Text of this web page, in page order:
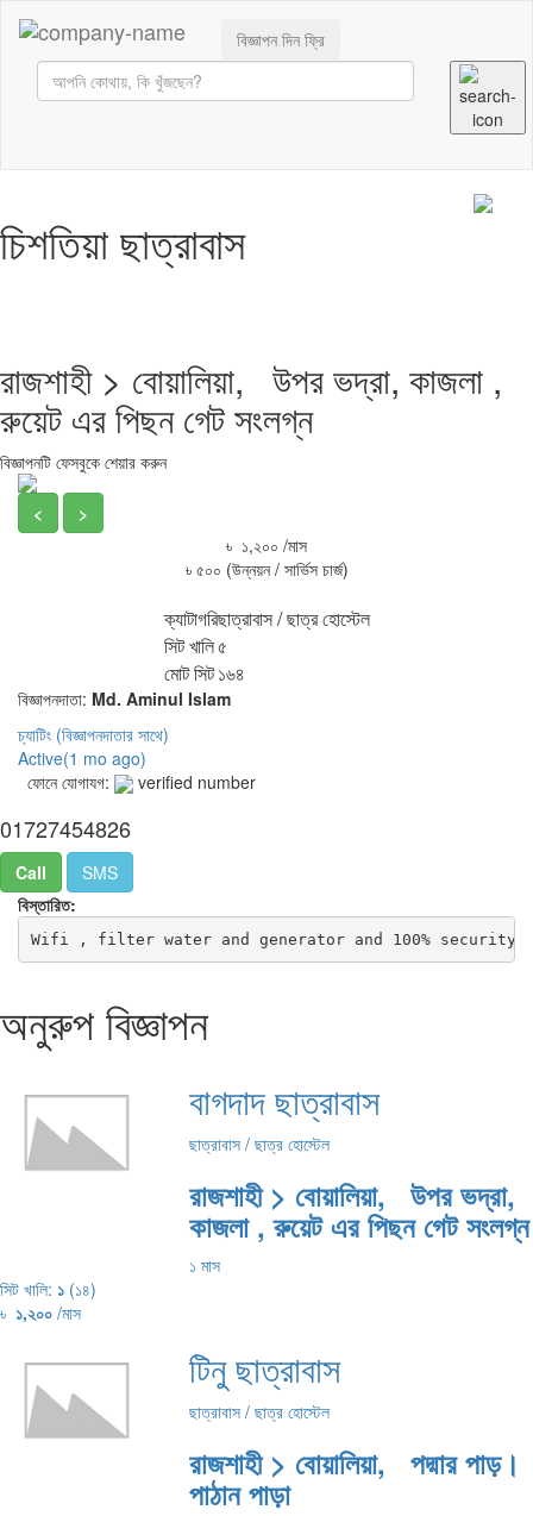
বিজ্ঞাপন দিন ফ্রি
চিশতিয়া ছাত্রাবাস
রাজশাহী > বোয়ালিয়া, উপর ভদ্রা, কাজলা ,
রুয়েট এর পিছন গেট সংলগ্ন
বিজ্ঞাপনটি ফেসবুকে শেয়ার করুন
<
>
৳ ১,২০০ /মাস
৳ ৫০০ (উন্নয়ন / সার্ভিস চার্জ)
ক্যাটাগরিছাত্রাবাস / ছাত্র হোস্টেল
সিট খালি৫
মোট সিট১৬৪
বিজ্ঞাপনদাতা: Md. Aminul Islam
চ্যাটিং (বিজ্ঞাপনদাতার সাথে)
Active(1 mo ago)
ফোনে যোগাযগ:
verified number
01727454826
Call
SMS
বিস্তারিত:
Wifi , filter water and generator and 100% security
অনুরুপ বিজ্ঞাপন
বাগদাদ ছাত্রাবাস
ছাত্রাবাস / ছাত্র হোস্টেল
রাজশাহী > বোয়ালিয়া, উপর ভদ্রা,
কাজলা , রুয়েট এর পিছন গেট সংলগ্ন
১ মাস
সিট খালি: ১ (১৪)
৳ ১,২০০ /মাস
টিনু ছাত্রাবাস
ছাত্রাবাস / ছাত্র হোস্টেল
রাজশাহী > বোয়ালিয়া, পদ্মার পাড়।
পাঠান পাড়া